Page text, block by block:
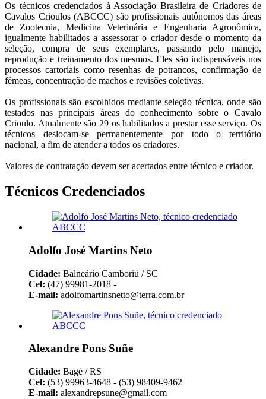
Os técnicos credenciados à Associação Brasileira de Criadores de
Cavalos Crioulos (ABCCC) são profissionais autônomos das áreas
de Zootecnia, Medicina Veterinária e Engenharia Agronômica,
igualmente habilitados a assessorar o criador desde o momento da
seleção, compra de seus exemplares, passando pelo manejo,
reprodução e treinamento dos mesmos. Eles são indispensáveis nos
processos cartoriais como resenhas de potrancos, confirmação de
fêmeas, concentração de machos e revisões coletivas.
Os profissionais são escolhidos mediante seleção técnica, onde são
testados nas principais áreas do conhecimento sobre o Cavalo
Crioulo. Atualmente são 29 os habilitados a prestar esse serviço. Os
técnicos deslocam-se permanentemente por todo o território
nacional, a fim de atender a todos os criadores.
Valores de contratação devem ser acertados entre técnico e criador.
Técnicos Credenciados
Adolfo José Martins Neto
Cidade: Balneário Camboriú / SC
Cel: (47) 99981-2018 -
E-mail: adolfomartinsnetto@terra.com.br
Alexandre Pons Suñe
Cidade: Bagé / RS
Cel: (53) 99963-4648 - (53) 98409-9462
E-mail: alexandrepsune@gmail.com